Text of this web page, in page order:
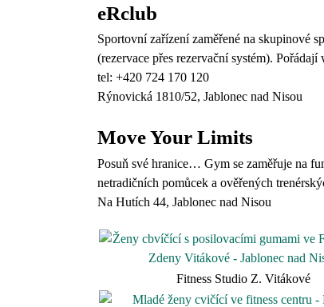
eRclub
Sportovní zařízení zaměřené na skupinové
(rezervace přes rezervační systém).
tel: +420 724 170 120
Rýnovická 1810/52, Jablonec nad Nisou
Move Your Limits
Posuň své hranice… Gym se zaměřuje na
netradičních pomůcek a ověřených
Na Hutích 44, Jablonec nad Nisou
Fitness Studio Z. Vitákové